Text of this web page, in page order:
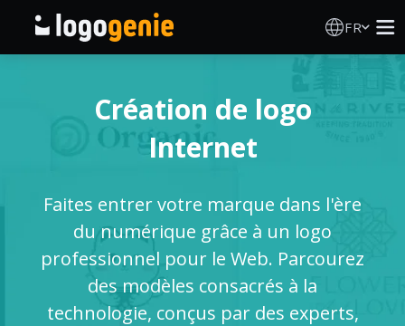
FR
Générateur de logo IA
Produits imprimés
À propos
Création de logo
Internet
Faites entrer votre marque dans l'ère
du numérique grâce à un logo
professionnel pour le Web. Parcourez
des modèles consacrés à la
technologie, conçus par des experts,